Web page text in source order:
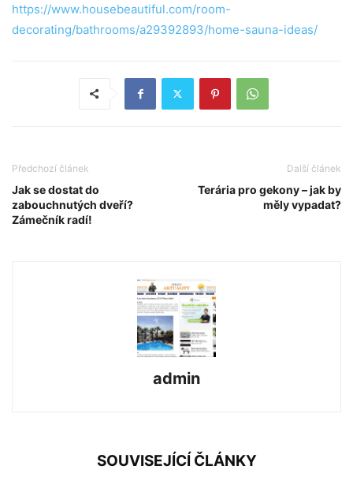
https://www.housebeautiful.com/room-
decorating/bathrooms/a29392893/home-sauna-ideas/
Předchozí článek
Jak se dostat do
zabouchnutých dveří?
Zámečník radí!
Další článek
Terária pro gekony – jak by
měly vypadat?
admin
SOUVISEJÍCÍ ČLÁNKY